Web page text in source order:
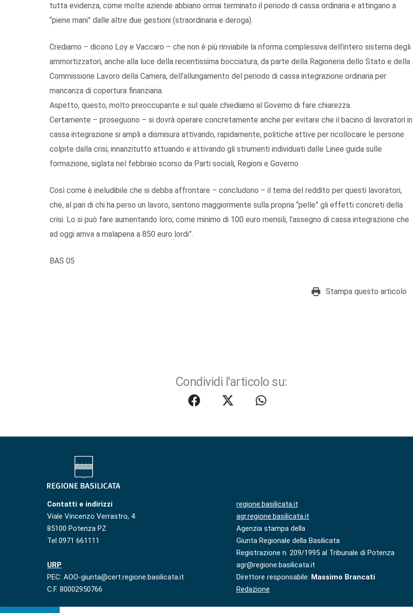
tutta evidenza, come molte aziende abbiano ormai terminato il periodo di cassa ordinaria e attingano a
“piene mani” dalle altre due gestioni (straordinaria e deroga).
Crediamo – dicono Loy e Vaccaro – che non è più rinviabile la riforma complessiva dell’intero sistema degli
ammortizzatori, anche alla luce della recentissima bocciatura, da parte della Ragioneria dello Stato e della
Commissione Lavoro della Camera, dell’allungamento del periodo di cassa integrazione ordinaria per
mancanza di copertura finanziaria.
Aspetto, questo, molto preoccupante e sul quale chiediamo al Governo di fare chiarezza.
Certamente – proseguono – si dovrà operare concretamente anche per evitare che il bacino di lavoratori in
cassa integrazione si ampli a dismisura attivando, rapidamente, politiche attive per ricollocare le persone
colpite dalla crisi; innanzitutto attuando e attivando gli strumenti individuati dalle Linee guida sulle
formazione, siglata nel febbraio scorso da Parti sociali, Regioni e Governo.
Così come è ineludibile che si debba affrontare – concludono – il tema del reddito per questi lavoratori,
che, al pari di chi ha perso un lavoro, sentono maggiormente sulla propria “pelle” gli effetti concreti della
crisi. Lo si può fare aumentando loro, come minimo di 100 euro mensili, l’assegno di cassa integrazione che
ad oggi arriva a malapena a 850 euro lordi”.
BAS 05
Stampa questo articolo
Condividi l'articolo su:
Contatti e indirizzi
Viale Vincenzo Verrastro, 4
85100 Potenza PZ
Tel 0971 661111
URP
PEC: AOO-giunta@cert.regione.basilicata.it
C.F. 80002950766
regione.basilicata.it
agr.regione.basilicata.it
Agenzia stampa della
Giunta Regionale della Basilicata
Registrazione n. 209/1995 al Tribunale di Potenza
agr@regione.basilicata.it
Direttore responsabile: Massimo Brancati
Redazione